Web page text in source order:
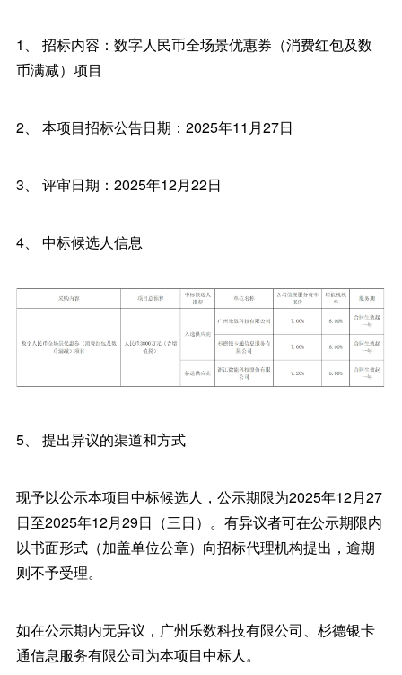
1、 招标内容：数字人民币全场景优惠券（消费红包及数
币满减）项目
2、 本项目招标公告日期：2025年11月27日
3、 评审日期：2025年12月22日
4、 中标候选人信息
5、 提出异议的渠道和方式
现予以公示本项目中标候选人，公示期限为2025年12月27
日至2025年12月29日（三日）。有异议者可在公示期限内
以书面形式（加盖单位公章）向招标代理机构提出，逾期
则不予受理。
如在公示期内无异议，广州乐数科技有限公司、杉德银卡
通信息服务有限公司为本项目中标人。